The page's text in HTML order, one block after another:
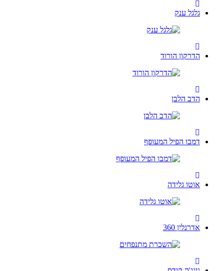
גלגל ענק
הדרקון הורוד
הדב הלבן
דמבו הפיל המעופף
אוטו גלידה
אדרנלין 360